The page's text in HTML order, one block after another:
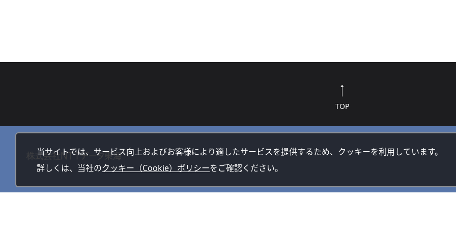
TOP
当サイトでは、サービス向上およびお客様により適したサービスを提供するため、クッキーを利用しています。
詳しくは、当社のクッキー（Cookie）ポリシーをご確認ください。